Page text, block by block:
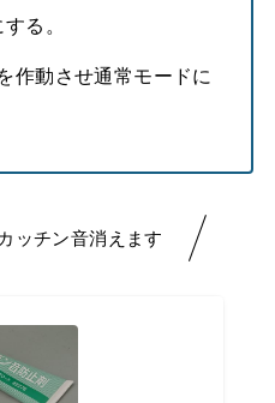
る。
作動させ通常モードに
ッチン音消えます